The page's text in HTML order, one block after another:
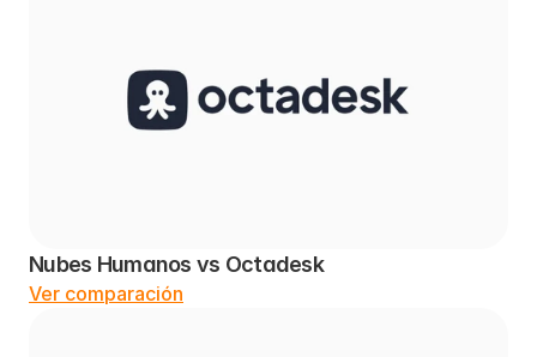
Nubes Humanos vs Octadesk
Ver comparación